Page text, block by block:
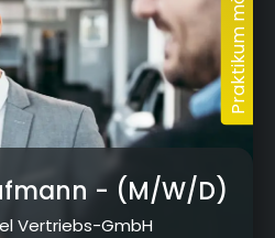
- (M/W/D)
Vertriebs-GmbH